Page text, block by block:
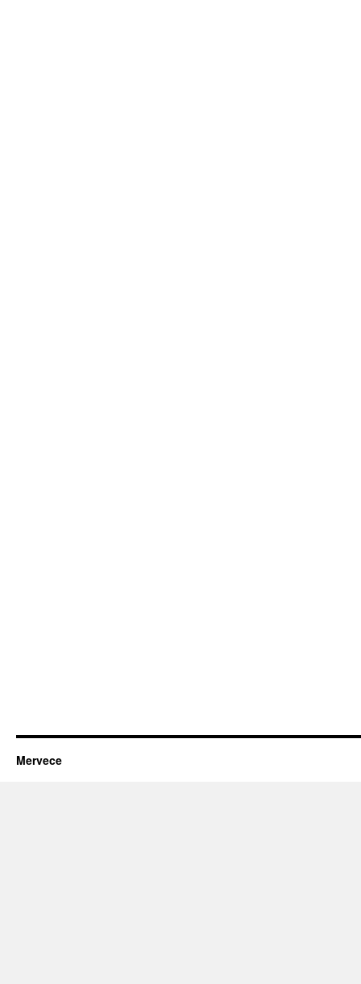
Mervece